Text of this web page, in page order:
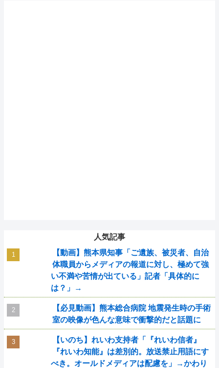
人気記事
【動画】熊本県知事「ご遺族、被災者、自治
体職員からメディアの報道に対し、極めて強
い不満や苦情が出ている」記者「具体的に
は？」→
【必見動画】熊本総合病院 地震発生時の手術
室の映像が色んな意味で衝撃的だと話題に
【いのち】れいわ支持者「『れいわ信者』
『れいわ知能』は差別的。放送禁止用語にす
べき。オールドメディアは配慮を」→かわり